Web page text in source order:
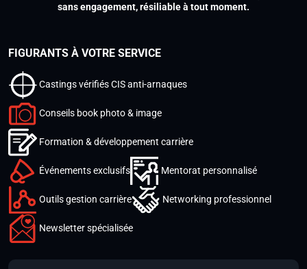
sans engagement, résiliable à tout moment.
FIGURANTS À VOTRE SERVICE
Castings vérifiés CIS anti-arnaques
Conseils book photo & image
Formation & développement carrière
Événements exclusifs Mentorat personnalisé
Outils gestion carrière Networking professionnel
Newsletter spécialisée